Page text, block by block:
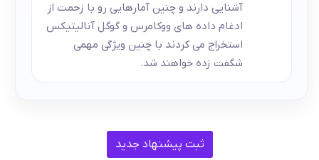
آشنایی دارند و چنین آمارهایی رو با زحمت از
ادغام داده های ووکامرس و گوگل آنالیتیکس
استخراج می کردند با چنین ویژگی مهمی
شگفت زده خواهند شد.
ثبت پیشنهاد جدید